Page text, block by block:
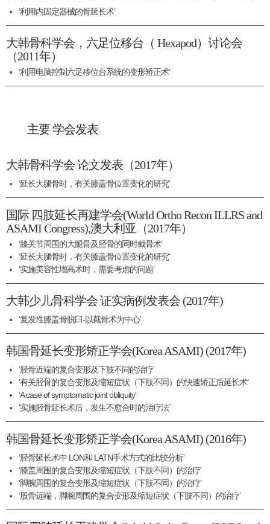
‘利用内固定器械的骨延长术’
大韩骨科学会，六足位移台（ Hexapod）讨论会
（2011年）
‘利用电脑控制六足移位台系统的变形矫正术’
主要 学会发表
大韩骨科学会 论文发表（2017年）
‘延长大腿骨时，有关膝盖骨位置变化的研究’
国际 四肢延长再建学会(World Ortho Recon ILLRS and
ASAMI Congress),澳大利亚（2017年）
‘膝关节周围的大腿骨及胫骨的同时截骨术’
‘延长大腿骨时，有关膝盖骨位置变化的研究’
‘实施美容性增高术时，需要考虑的问题’
大韩少儿骨科学会 证实病例发表会 (2017年)
‘复发性膝盖骨脱臼-以截骨术为中心’
韩国骨延长变形矫正学会(Korea ASAMI) (2017年)
‘胫骨近端的复合变形及下肢不同的治疗’
‘有关胫骨的复合变形及缩短症状（下肢不同）的快速矫正后延长术’
‘A case of symptomatic joint obliquity’
‘实施胫骨延长术后，发生不愈合时的治疗法’
韩国骨延长变形矫正学会(Korea ASAMI) (2016年)
‘胫骨延长术中 LON和 LATN手术方式的比较分析’
‘膝盖周围的复合变形及缩短症状（下肢不同）的治疗’
‘脚腕周围的复合变形及缩短症状（下肢不同）的治疗’
‘股骨远端，脚腕周围的复合变形及缩短症状（下肢不同）的治疗’